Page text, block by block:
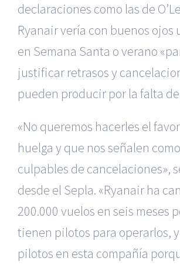
declaraciones como las de
Ryanair vería con buenos ojos
en Semana Santa o verano
justificar retrasos y
pueden producir por la falta
«No queremos hacerles el
huelga y que nos señalen
culpables de cancelaciones»,
desde el Sepla. «Ryanair ha
200.000 vuelos en seis meses
tienen pilotos para operarlos,
pilotos en esta compañía
| Reclamación de Accidentes en Alicante